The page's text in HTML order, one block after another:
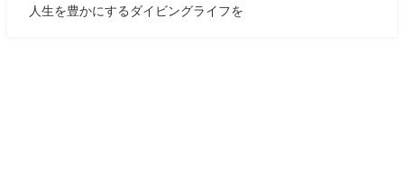
人生を豊かにするダイビングライフを